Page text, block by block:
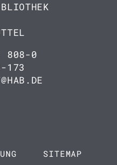
808-0
173
SITEMAP